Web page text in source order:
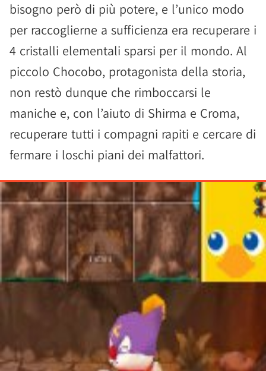
bisogno però di più potere, e l’unico modo
per raccoglierne a sufficienza era recuperare i
4 cristalli elementali sparsi per il mondo. Al
piccolo Chocobo, protagonista della storia,
non restò dunque che rimboccarsi le
maniche e, con l’aiuto di Shirma e Croma,
recuperare tutti i compagni rapiti e cercare di
fermare i loschi piani dei malfattori.